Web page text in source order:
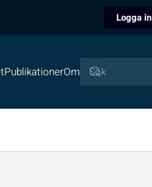
Logga in
PublikationerOm